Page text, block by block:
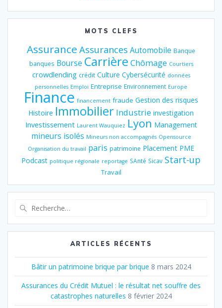
MOTS CLEFS
Assurance Assurances Automobile Banque
banques Bourse Carrière Chômage Courtiers
crowdlending crédit Culture Cybersécurité données
personnelles Emploi Entreprise Environnement Europe
Finance financement fraude Gestion des risques
Histoire Immobilier Industrie investigation
Investissement Laurent Wauquiez Lyon Management
mineurs isolés Mineurs non accompagnés Opensource
Organisation du travail paris patrimoine Placement PME
Podcast politique régionale reportage SAnté Sicav Start-up
Travail
:
ARTICLES RÉCENTS
Bâtir un patrimoine brique par brique 8 mars 2024
Assurances du Crédit Mutuel : le résultat net souffre des
catastrophes naturelles 8 février 2024